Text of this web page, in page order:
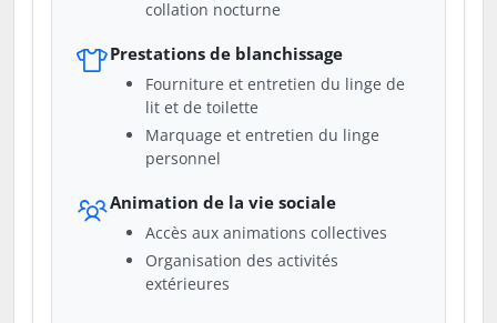
collation nocturne
Prestations de blanchissage
Fourniture et entretien du linge de
lit et de toilette
Marquage et entretien du linge
personnel
Animation de la vie sociale
Accès aux animations collectives
Organisation des activités
extérieures